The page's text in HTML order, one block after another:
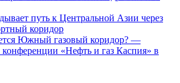
путь к Центральной Азии через
коридор
Южный газовый коридор? —
«Нефть и газ Каспия» в